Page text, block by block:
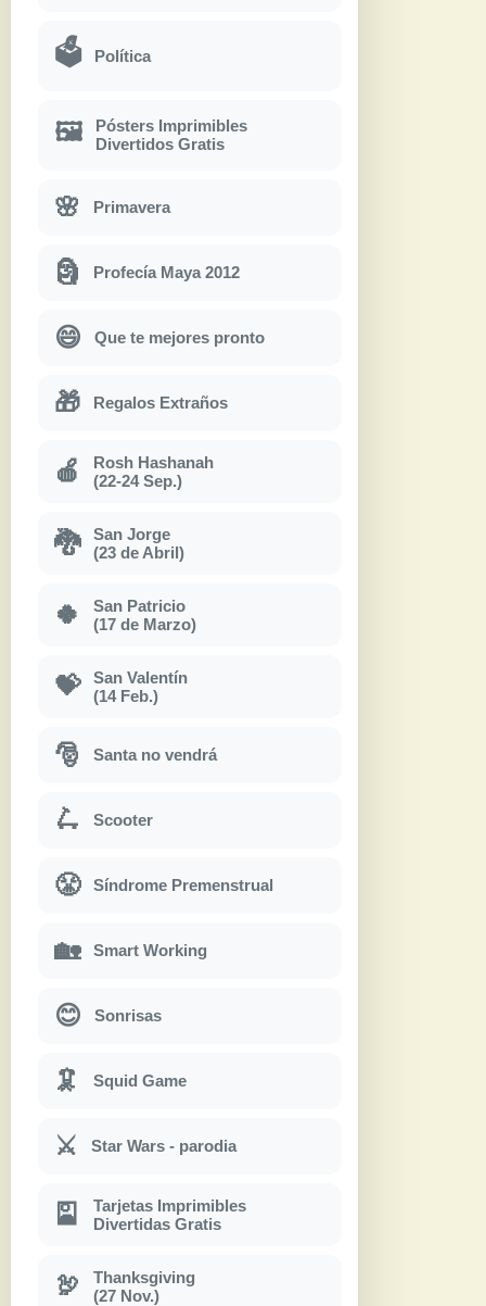
🗳 Política
🖼
Pósters Imprimibles
Divertidos Gratis
🌸 Primavera
🗿 Profecía Maya 2012
😄 Que te mejores pronto
🎁 Regalos Extraños
🍎
Rosh Hashanah
(22-24 Sep.)
🐉
San Jorge
(23 de Abril)
🍀
San Patricio
(17 de Marzo)
💝
San Valentín
(14 Feb.)
🎅 Santa no vendrá
🛴 Scooter
😤 Síndrome Premenstrual
🏡 Smart Working
😊 Sonrisas
🦑 Squid Game
⚔ Star Wars - parodia
🎴
Tarjetas Imprimibles
Divertidas Gratis
🦃
Thanksgiving
(27 Nov.)